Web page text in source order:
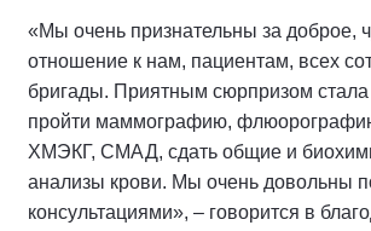
«Мы очень признательны за доброе,
отношение к нам, пациентам, всех
бригады. Приятным сюрпризом
пройти маммографию,
ХМЭКГ, СМАД, сдать общие и
анализы крови. Мы очень довольны
консультациями», – говорится в